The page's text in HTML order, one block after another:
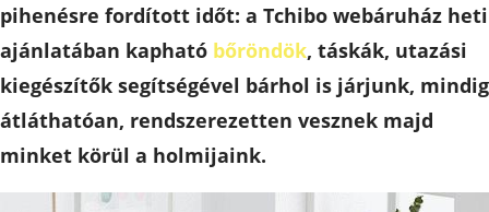
pihenésre fordított időt: a Tchibo webáruház heti
ajánlatában kapható bőröndök, táskák, utazási
kiegészítők segítségével bárhol is járjunk, mindig
átláthatóan, rendszerezetten vesznek majd
minket körül a holmijaink.